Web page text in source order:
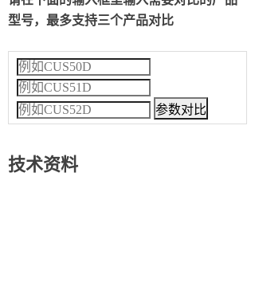
型号，最多支持三个产品对比
技术资料